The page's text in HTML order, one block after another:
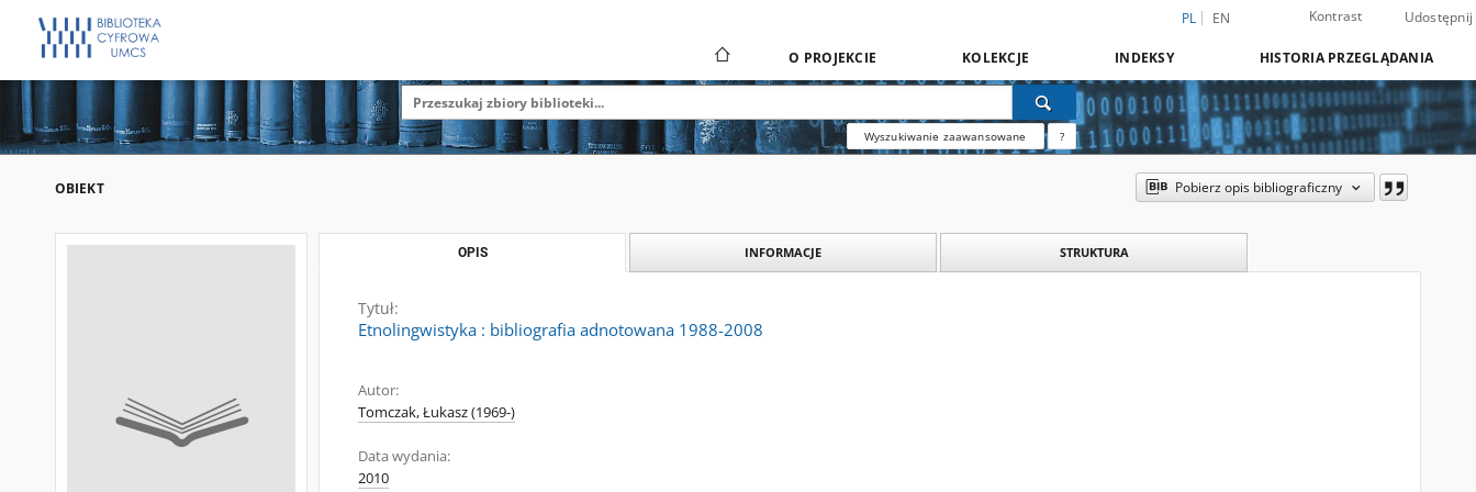
PL EN Kontrast Udostępnij
O PROJEKCIE KOLEKCJE INDEKSY HISTORIA PRZEGLĄDANIA
Wyszukiwanie zaawansowane ?
OBIEKT Pobierz opis bibliograficzny
OPIS INFORMACJE STRUKTURA
Tytuł:
Etnolingwistyka : bibliografia adnotowana 1988-2008
Autor:
Tomczak, Łukasz (1969-)
Data wydania:
2010